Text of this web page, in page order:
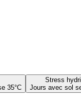
35°C
Stress
Jours avec sol